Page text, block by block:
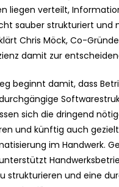
liegen verteilt,
sauber strukturiert
Chris Möck, Co-
damit zur
beginnt damit, dass
sich die dringend
und künftig auch
im Handwerk.
strukturieren und eine